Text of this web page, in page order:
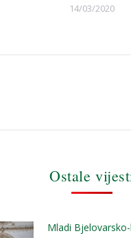
14/03/2020
Ostale
Mladi